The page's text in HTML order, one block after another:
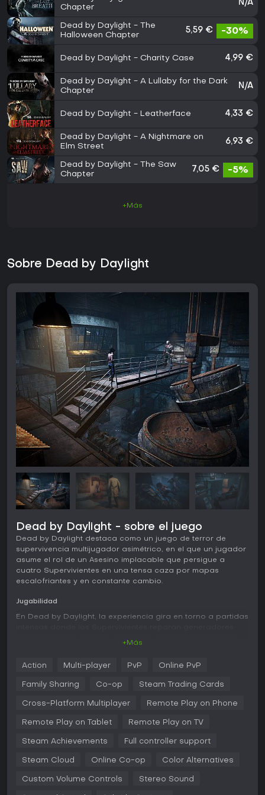
Chapter
N/A
Dead by Daylight - The
Halloween Chapter
5,59 € -30%
Dead by Daylight - Charity Case 4,99 €
Dead by Daylight - A Lullaby for the Dark
Chapter
N/A
Dead by Daylight - Leatherface 4,33 €
Dead by Daylight - A Nightmare on
Elm Street
6,93 €
Dead by Daylight - The Saw
Chapter
7,05 € -5%
+Más
Sobre Dead by Daylight
Dead by Daylight - sobre el juego
Dead by Daylight destaca como un juego de terror de
supervivencia multijugador asimétrico, en el que un jugador
asume el rol de un Asesino implacable que persigue a
cuatro Supervivientes en una tensa caza por mapas
escalofriantes y en constante cambio.
Jugabilidad
En Dead by Daylight, la experiencia gira en torno a partidas
tercera persona que mejora la percepción del entorno,
facilitando detectar amenazas y coordinarse con el equipo.
centrándose en persecuciones individuales con poderes
sobrenaturales.
El progreso es esencial: los jugadores acumulan
desbloquear perks, objetos, add-ons y ofrendas que
personalizan las estrategias. Los mapas se generan
+Más
Action Multi-player PvP Online PvP
Family Sharing Co-op Steam Trading Cards
Cross-Platform Multiplayer Remote Play on Phone
Remote Play on Tablet Remote Play on TV
Steam Achievements Full controller support
Steam Cloud Online Co-op Color Alternatives
Custom Volume Controls Stereo Sound